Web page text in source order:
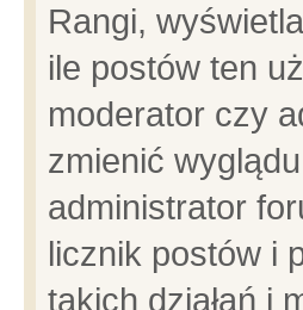
Rangi,
ile postów ten
moderator czy
zmienić
administrator
licznik postów i
takich działań i